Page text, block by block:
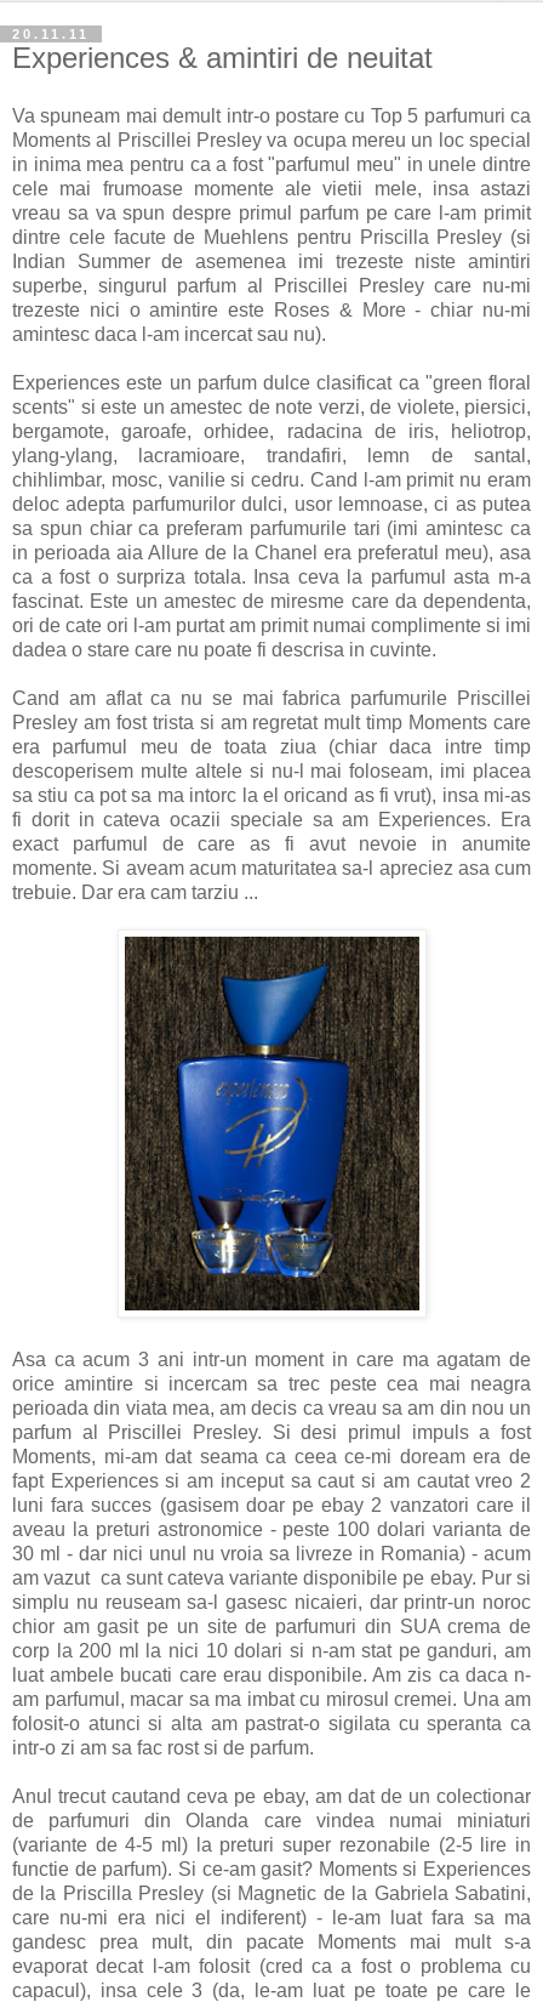
20.11.11
Experiences & amintiri de neuitat
Va spuneam mai demult intr-o postare cu Top 5 parfumuri ca
Moments al Priscillei Presley va ocupa mereu un loc special
in inima mea pentru ca a fost "parfumul meu" in unele dintre
cele mai frumoase momente ale vietii mele, insa astazi
vreau sa va spun despre primul parfum pe care l-am primit
dintre cele facute de Muehlens pentru Priscilla Presley (si
Indian Summer de asemenea imi trezeste niste amintiri
superbe, singurul parfum al Priscillei Presley care nu-mi
trezeste nici o amintire este Roses & More - chiar nu-mi
amintesc daca l-am incercat sau nu).
Experiences este un parfum dulce clasificat ca "green floral
scents" si este un amestec de note verzi, de violete, piersici,
bergamote, garoafe, orhidee, radacina de iris, heliotrop,
ylang-ylang, lacramioare, trandafiri, lemn de santal,
chihlimbar, mosc, vanilie si cedru. Cand l-am primit nu eram
deloc adepta parfumurilor dulci, usor lemnoase, ci as putea
sa spun chiar ca preferam parfumurile tari (imi amintesc ca
in perioada aia Allure de la Chanel era preferatul meu), asa
ca a fost o surpriza totala. Insa ceva la parfumul asta m-a
fascinat. Este un amestec de miresme care da dependenta,
ori de cate ori l-am purtat am primit numai complimente si imi
dadea o stare care nu poate fi descrisa in cuvinte.
Cand am aflat ca nu se mai fabrica parfumurile Priscillei
Presley am fost trista si am regretat mult timp Moments care
era parfumul meu de toata ziua (chiar daca intre timp
descoperisem multe altele si nu-l mai foloseam, imi placea
sa stiu ca pot sa ma intorc la el oricand as fi vrut), insa mi-as
fi dorit in cateva ocazii speciale sa am Experiences. Era
exact parfumul de care as fi avut nevoie in anumite
momente. Si aveam acum maturitatea sa-l apreciez asa cum
trebuie. Dar era cam tarziu ...
Asa ca acum 3 ani intr-un moment in care ma agatam de
orice amintire si incercam sa trec peste cea mai neagra
perioada din viata mea, am decis ca vreau sa am din nou un
parfum al Priscillei Presley. Si desi primul impuls a fost
Moments, mi-am dat seama ca ceea ce-mi doream era de
fapt Experiences si am inceput sa caut si am cautat vreo 2
luni fara succes (gasisem doar pe ebay 2 vanzatori care il
aveau la preturi astronomice - peste 100 dolari varianta de
30 ml - dar nici unul nu vroia sa livreze in Romania) - acum
am vazut ca sunt cateva variante disponibile pe ebay. Pur si
simplu nu reuseam sa-l gasesc nicaieri, dar printr-un noroc
chior am gasit pe un site de parfumuri din SUA crema de
corp la 200 ml la nici 10 dolari si n-am stat pe ganduri, am
luat ambele bucati care erau disponibile. Am zis ca daca n-
am parfumul, macar sa ma imbat cu mirosul cremei. Una am
folosit-o atunci si alta am pastrat-o sigilata cu speranta ca
intr-o zi am sa fac rost si de parfum.
Anul trecut cautand ceva pe ebay, am dat de un colectionar
de parfumuri din Olanda care vindea numai miniaturi
(variante de 4-5 ml) la preturi super rezonabile (2-5 lire in
functie de parfum). Si ce-am gasit? Moments si Experiences
de la Priscilla Presley (si Magnetic de la Gabriela Sabatini,
care nu-mi era nici el indiferent) - le-am luat fara sa ma
gandesc prea mult, din pacate Moments mai mult s-a
evaporat decat l-am folosit (cred ca a fost o problema cu
capacul), insa cele 3 (da, le-am luat pe toate pe care le